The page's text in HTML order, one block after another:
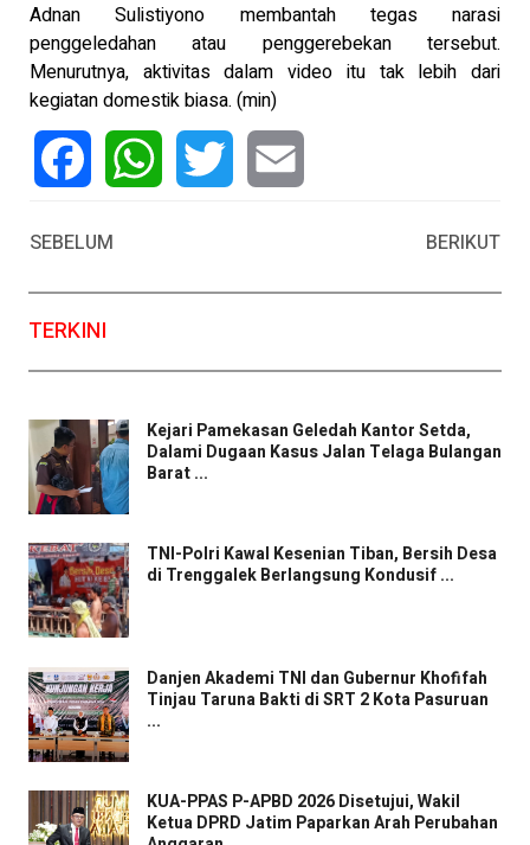
Adnan Sulistiyono membantah tegas narasi
penggeledahan atau penggerebekan tersebut.
Menurutnya, aktivitas dalam video itu tak lebih dari
kegiatan domestik biasa. (min)
SEBELUM
BERIKUT
TERKINI
Kejari Pamekasan Geledah Kantor Setda,
Dalami Dugaan Kasus Jalan Telaga Bulangan
Barat ...
TNI-Polri Kawal Kesenian Tiban, Bersih Desa
di Trenggalek Berlangsung Kondusif ...
Danjen Akademi TNI dan Gubernur Khofifah
Tinjau Taruna Bakti di SRT 2 Kota Pasuruan
...
KUA-PPAS P-APBD 2026 Disetujui, Wakil
Ketua DPRD Jatim Paparkan Arah Perubahan